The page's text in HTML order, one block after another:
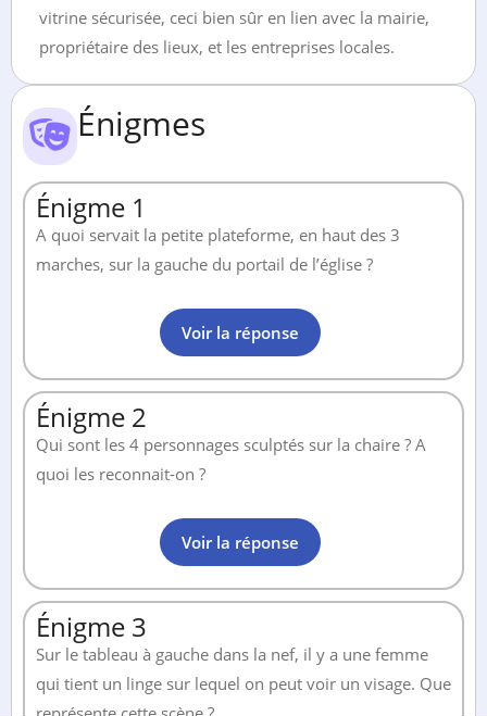
vitrine sécurisée, ceci bien sûr en lien avec la mairie,
propriétaire des lieux, et les entreprises locales.
Énigmes
Énigme 1
A quoi servait la petite plateforme, en haut des 3
marches, sur la gauche du portail de l’église ?
Voir la réponse
Énigme 2
Qui sont les 4 personnages sculptés sur la chaire ? A
quoi les reconnait-on ?
Voir la réponse
Énigme 3
Sur le tableau à gauche dans la nef, il y a une femme
qui tient un linge sur lequel on peut voir un visage. Que